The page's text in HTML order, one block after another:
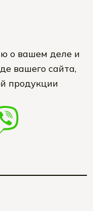
о вашем деле и
вашего сайта,
продукции